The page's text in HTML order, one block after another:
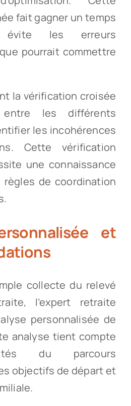
fait gagner un temps
les erreurs
pourrait commettre
la vérification croisée
les différents
les incohérences
Cette vérification
une connaissance
règles de coordination
et
collecte du relevé
l’expert retraite
personnalisée de
analyse tient compte
du parcours
objectifs de départ et